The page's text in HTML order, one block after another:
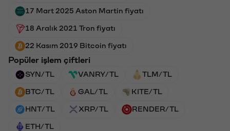
17 Mart 2025 Aston Martin fiyatı
18 Aralık 2021 Tron fiyatı
22 Kasım 2019 Bitcoin fiyatı
Popüler işlem çiftleri
SYN/TL VANRY/TL TLM/TL
BTC/TL GAL/TL KITE/TL
HNT/TL XRP/TL RENDER/TL
ETH/TL